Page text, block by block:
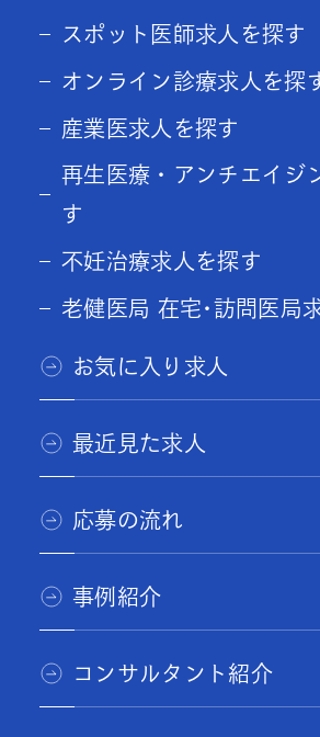
スポット医師求人を探す
オンライン診療求人を探
産業医求人を探す
再生医療・アンチエイジ
す
不妊治療求人を探す
老健医局 在宅･訪問医局
お気に入り求人
最近見た求人
応募の流れ
事例紹介
コンサルタント紹介